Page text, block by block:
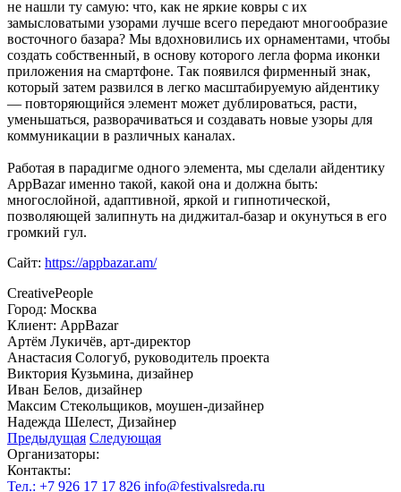
не нашли ту самую: что, как не яркие ковры с их
замысловатыми узорами лучше всего передают многообразие
восточного базара? Мы вдохновились их орнаментами, чтобы
создать собственный, в основу которого легла форма иконки
приложения на смартфоне. Так появился фирменный знак,
который затем развился в легко масштабируемую айдентику
— повторяющийся элемент может дублироваться, расти,
уменьшаться, разворачиваться и создавать новые узоры для
коммуникации в различных каналах.
Работая в парадигме одного элемента, мы сделали айдентику
AppBazar именно такой, какой она и должна быть:
многослойной, адаптивной, яркой и гипнотической,
позволяющей залипнуть на диджитал-базар и окунуться в его
громкий гул.
Сайт: https://appbazar.am/
CreativePeople
Город: Москва
Клиент: AppBazar
Артём Лукичёв, арт-директор
Анастасия Сологуб, руководитель проекта
Виктория Кузьмина, дизайнер
Иван Белов, дизайнер
Максим Стекольщиков, моушен-дизайнер
Надежда Шелест, Дизайнер
Предыдущая Следующая
Организаторы:
Контакты:
Тел.: +7 926 17 17 826 info@festivalsreda.ru